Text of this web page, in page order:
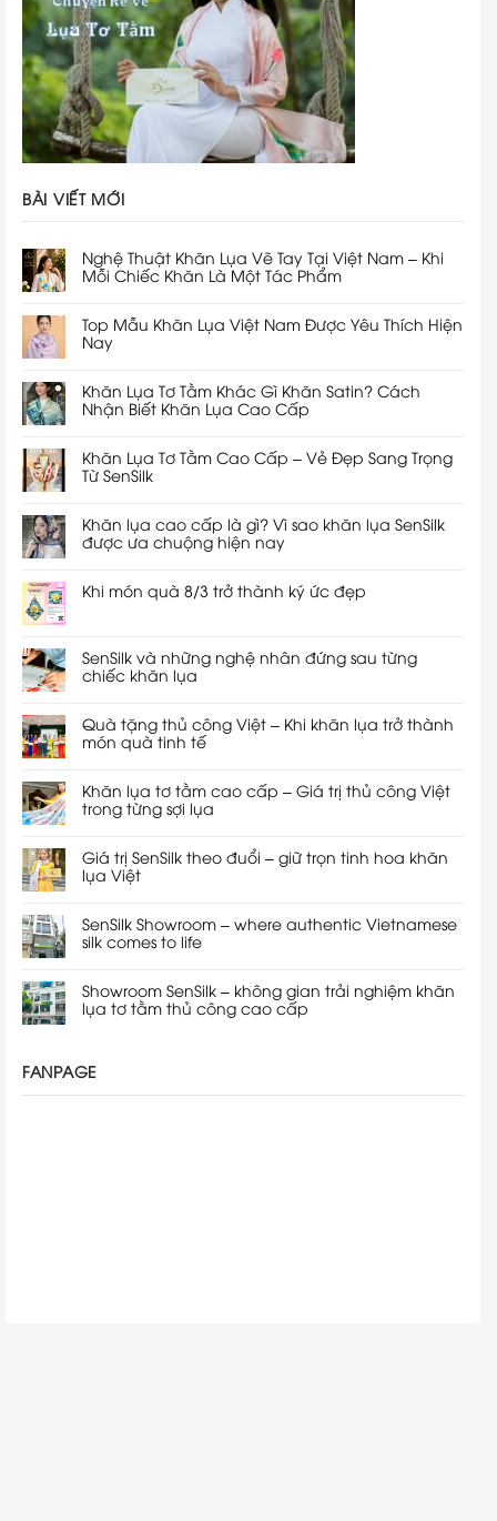
BÀI VIẾT MỚI
Nghệ Thuật Khăn Lụa Vẽ Tay Tại Việt Nam – Khi
Mỗi Chiếc Khăn Là Một Tác Phẩm
Top Mẫu Khăn Lụa Việt Nam Được Yêu Thích Hiện
Nay
Khăn Lụa Tơ Tằm Khác Gì Khăn Satin? Cách
Nhận Biết Khăn Lụa Cao Cấp
Khăn Lụa Tơ Tằm Cao Cấp – Vẻ Đẹp Sang Trọng
Từ SenSilk
Khăn lụa cao cấp là gì? Vì sao khăn lụa SenSilk
được ưa chuộng hiện nay
Khi món quà 8/3 trở thành ký ức đẹp
SenSilk và những nghệ nhân đứng sau từng
chiếc khăn lụa
Quà tặng thủ công Việt – Khi khăn lụa trở thành
món quà tinh tế
Khăn lụa tơ tằm cao cấp – Giá trị thủ công Việt
trong từng sợi lụa
Giá trị SenSilk theo đuổi – giữ trọn tinh hoa khăn
lụa Việt
SenSilk Showroom – where authentic Vietnamese
silk comes to life
Showroom SenSilk – không gian trải nghiệm khăn
lụa tơ tằm thủ công cao cấp
FANPAGE